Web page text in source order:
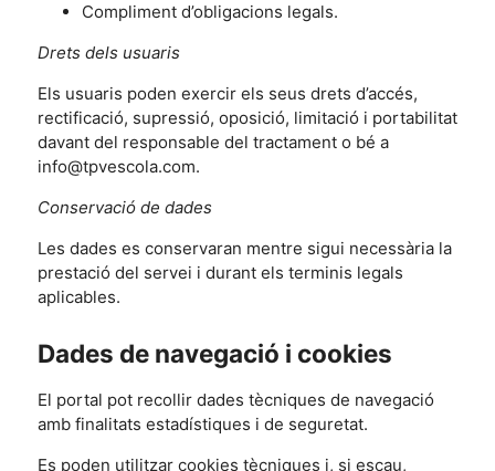
Compliment d’obligacions legals.
Drets dels usuaris
Els usuaris poden exercir els seus drets d’accés,
rectificació, supressió, oposició, limitació i portabilitat
davant del responsable del tractament o bé a
info@tpvescola.com.
Conservació de dades
Les dades es conservaran mentre sigui necessària la
prestació del servei i durant els terminis legals
aplicables.
Dades de navegació i cookies
El portal pot recollir dades tècniques de navegació
amb finalitats estadístiques i de seguretat.
Es poden utilitzar cookies tècniques i, si escau,